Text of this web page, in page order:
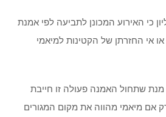
כי האירוע המכונן לתביעה לפי אמנת
אי החזרתן של הקטינות למיאמי
שתחול האמנה פעולה זו חייבת
אם מיאמי מהווה את מקום המגורים